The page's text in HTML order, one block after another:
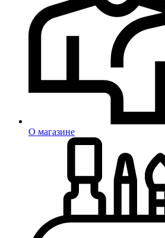
О магазине